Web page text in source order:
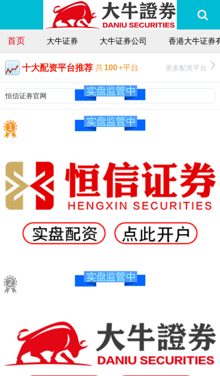
首页 大牛证券 大牛证券公司 香港大牛证券
十大配资平台推荐 共100+平台 更多配资平台
恒信证券官网